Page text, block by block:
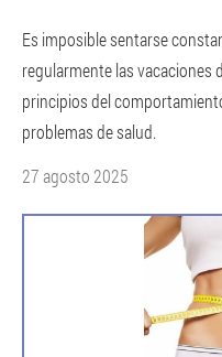
Es imposible sentarse
regularmente las vacaciones
principios del
problemas de salud.
27 agosto 2025